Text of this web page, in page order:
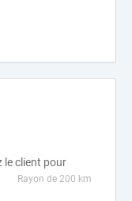
le client pour
Rayon de 200 km